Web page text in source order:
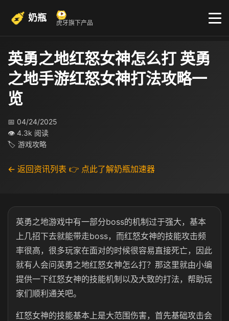
奶瓶 虎牙旗下产品
英勇之地红怒女神怎么打 英勇
之地手游红怒女神打法攻略一
览
📅 04/24/2025
👁 4.3k 阅读
🏷 游戏攻略
← 返回资讯列表 👉 点此了解奶瓶加速器
英勇之地游戏中有一部分boss的机制过于强大，基本
上几招下去就能带走boss，而红怒女神的技能攻击频
率很高，很多玩家在面对的时候很容易直接死亡，因此
就有人会问英勇之地红怒女神怎么打？那这里就由小编
提供一下红怒女神的技能机制以及大致的打法，帮助玩
家们顺利通关吧。
红怒女神的技能基本上是大范围伤害，首先基础攻击会